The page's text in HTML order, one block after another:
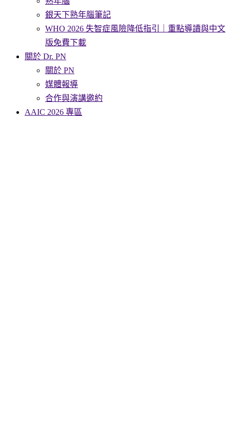
銀天下熟年腦筆記
WHO 2026 失智症風險降低指引｜重點導讀與中文
版免費下載
關於 Dr. PN
關於 PN
媒體報導
合作與演講邀約
AAIC 2026 專區